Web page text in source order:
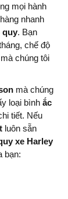
mọi hành
nhanh
quy. Bạn
chế độ
mà chúng tôi
mà chúng
loại bình ắc
tiết. Nếu
luôn sẵn
xe Harley
bạn: